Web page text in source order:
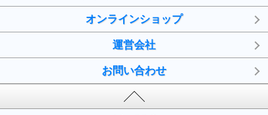
オンラインショップ
運営会社
お問い合わせ